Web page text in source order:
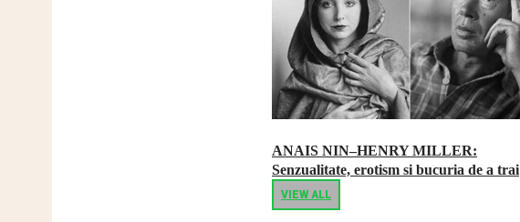
ANAIS NIN–HENRY MILLER:
Senzualitate, erotism si bucuria de a trai
VIEW ALL